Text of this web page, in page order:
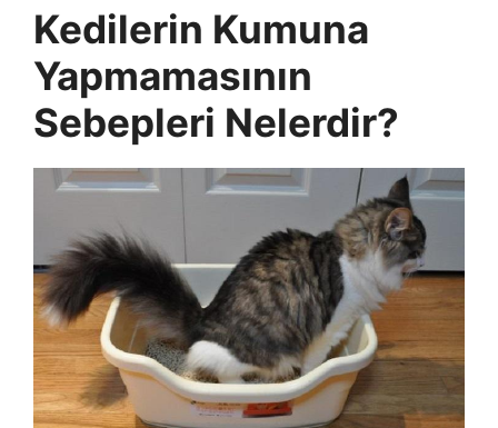
Kedilerin Kumuna
Yapmamasının
Sebepleri Nelerdir?